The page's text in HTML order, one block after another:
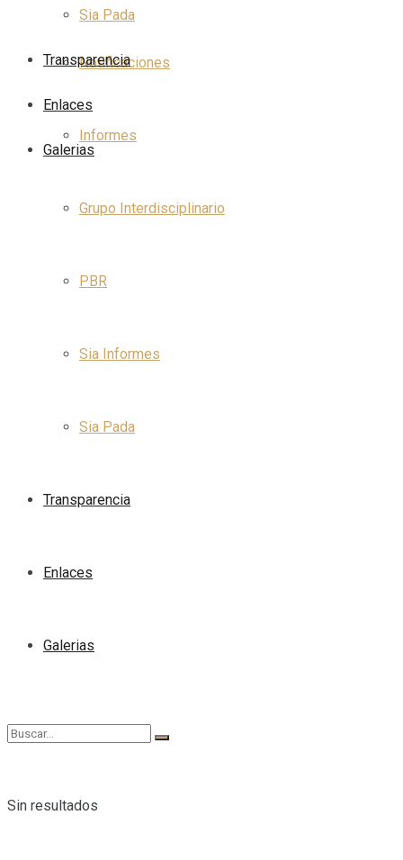
Notificaciones
Informes
Grupo Interdisciplinario
PBR
Sia Informes
Sia Pada
Transparencia
Enlaces
Galerias
Sin resultados
Sia Pada
Transparencia
Enlaces
Galerias